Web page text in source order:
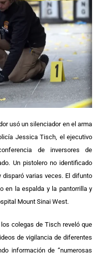
usó un silenciador en el arma
Jessica Tisch, el ejecutivo
de inversores de
Un pistolero no identificado
varias veces. El difunto
en la espalda y la pantorrilla y
Mount Sinai West.
colegas de Tisch reveló que
de vigilancia de diferentes
información de “numerosas